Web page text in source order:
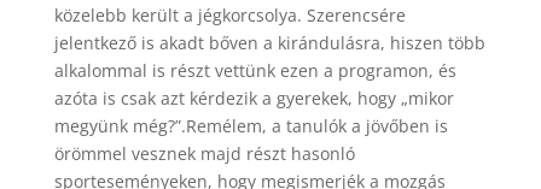
közelebb került a jégkorcsolya. Szerencsére
jelentkező is akadt bőven a kirándulásra, hiszen több
alkalommal is részt vettünk ezen a programon, és
azóta is csak azt kérdezik a gyerekek, hogy „mikor
megyünk még?”.Remélem, a tanulók a jövőben is
örömmel vesznek majd részt hasonló
sporteseményeken, hogy megismerjék a mozgás